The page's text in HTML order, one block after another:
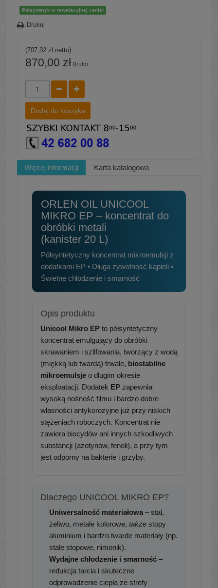
Półsyntetyk w rewelacyjnej cenie!
Drukuj
(707,32 zł netto)
870,00 zł Brutto
Dodaj do koszyka
Więcej informacji Karta katalogowa
ORLEN OIL UNICOOL
MIKRO EP – koncentrat do
obróbki metali
(kanister 20 L)
Półsyntetyczny koncentrat mikroemulsji z
dodatkami EP • Długa żywotność kąpieli •
Świetne chłodzenie i smarność
Opis produktu
Unicool Mikro EP to półsyntetyczny
koncentrat emulgujący do obróbki
skrawaniem i szlifowania, tworzący z wodą
(miękką lub twardą) trwałe, biostabilne
mikroemulsje o długim okresie
eksploatacji. Dodatek EP zapewnia
wysoką nośność filmu i bardzo dobre
własności antykorozyjne już przy niskich
stężeniach roboczych. Koncentrat nie
zawiera biocydów ani innych szkodliwych
substancji (azotynów, fenoli), a przy tym
jest odporny na bakterie i grzyby.
Dlaczego UNICOOL MIKRO EP?
Uniwersalność materiałowa – stal,
żeliwo, metale kolorowe, także stopy
aluminium i bardzo twarde materiały (np.
stale stopowe, nimonik).
Wydajne chłodzenie i smarność –
redukcja tarcia i skuteczne
odprowadzenie ciepła ze strefy